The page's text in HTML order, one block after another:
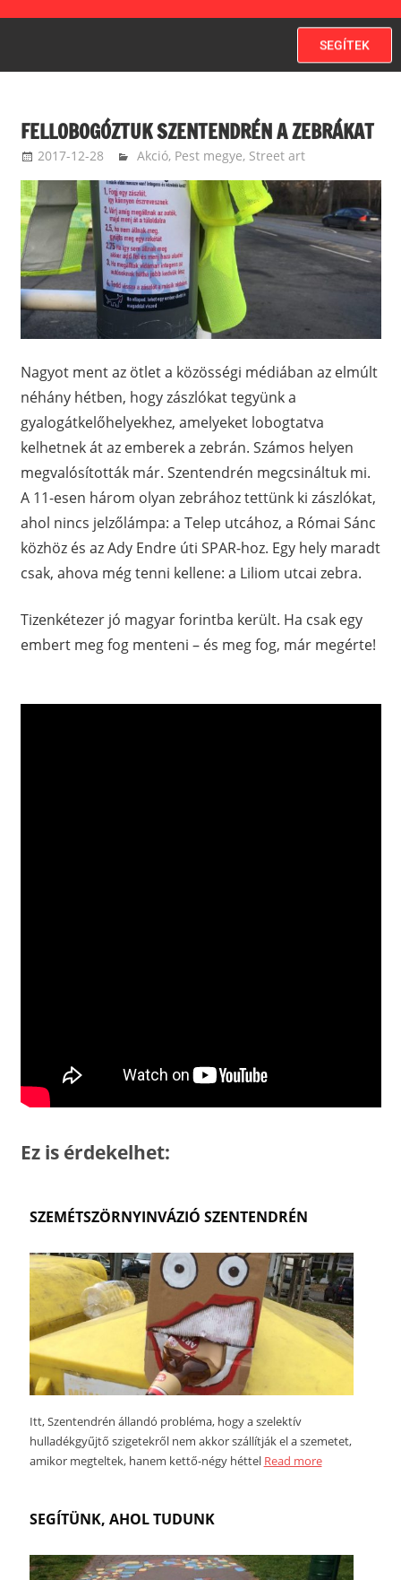
SEGÍTEK
FELLOBOGÓZTUK SZENTENDRÉN A ZEBRÁKAT
2017-12-28 kovacsandrea
Akció, Pest megye, Street art
Nagyot ment az ötlet a közösségi médiában az elmúlt
néhány hétben, hogy zászlókat tegyünk a
gyalogátkelőhelyekhez, amelyeket lobogtatva
kelhetnek át az emberek a zebrán. Számos helyen
megvalósították már. Szentendrén megcsináltuk mi.
A 11-esen három olyan zebrához tettünk ki zászlókat,
ahol nincs jelzőlámpa: a Telep utcához, a Római Sánc
közhöz és az Ady Endre úti SPAR-hoz. Egy hely maradt
csak, ahova még tenni kellene: a Liliom utcai zebra.
Tizenkétezer jó magyar forintba került. Ha csak egy
embert meg fog menteni – és meg fog, már megérte!
Ez is érdekelhet:
SZEMÉTSZÖRNYINVÁZIÓ SZENTENDRÉN
Itt, Szentendrén állandó probléma, hogy a szelektív
hulladékgyűjtő szigetekről nem akkor szállítják el a szemetet,
amikor megteltek, hanem kettő-négy héttel Read more
SEGÍTÜNK, AHOL TUDUNK